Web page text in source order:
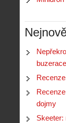
dojmy
Skeeter: